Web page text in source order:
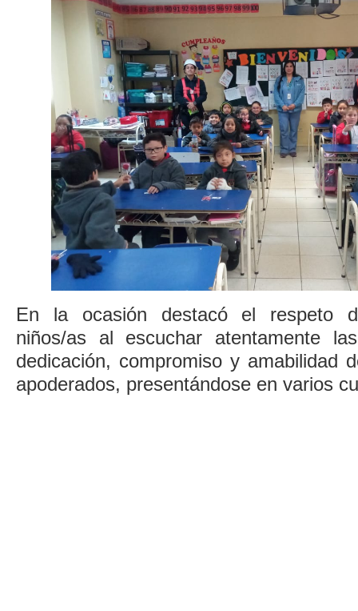
En la ocasión destacó el respeto
niños/as al escuchar atentamente
dedicación, compromiso y amabilidad
apoderados, presentándose en varios